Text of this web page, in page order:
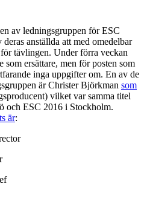
av ledningsgruppen för ESC
anställda att med omedelbar
tävlingen. Under förra veckan
som ersättare, men för posten som
inga uppgifter om. En av de
är Christer Björkman som
vilket var samma titel
och ESC 2016 i Stockholm.
är: